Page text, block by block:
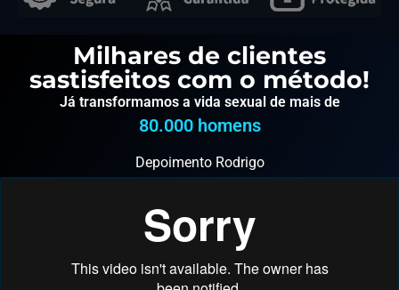
Milhares de clientes
sastisfeitos com o método!
Já transformamos a vida sexual de mais de
80.000 homens
Depoimento Rodrigo